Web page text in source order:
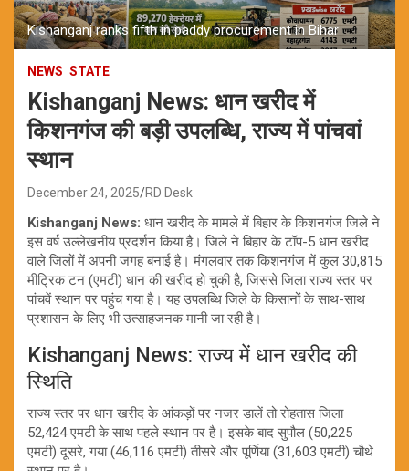
Kishanganj ranks fifth in paddy procurement in Bihar
NEWS STATE
Kishanganj News: धान खरीद में
किशनगंज की बड़ी उपलब्धि, राज्य में पांचवां
स्थान
December 24, 2025 RD Desk
Kishanganj News: धान खरीद के मामले में बिहार के किशनगंज जिले ने
इस वर्ष उल्लेखनीय प्रदर्शन किया है। जिले ने बिहार के टॉप-5 धान खरीद
वाले जिलों में अपनी जगह बनाई है। मंगलवार तक किशनगंज में कुल 30,815
मीट्रिक टन (एमटी) धान की खरीद हो चुकी है, जिससे जिला राज्य स्तर पर
पांचवें स्थान पर पहुंच गया है। यह उपलब्धि जिले के किसानों के साथ-साथ
प्रशासन के लिए भी उत्साहजनक मानी जा रही है।
Kishanganj News: राज्य में धान खरीद की
स्थिति
राज्य स्तर पर धान खरीद के आंकड़ों पर नजर डालें तो रोहतास जिला
52,424 एमटी के साथ पहले स्थान पर है। इसके बाद सुपौल (50,225
एमटी) दूसरे, गया (46,116 एमटी) तीसरे और पूर्णिया (31,603 एमटी) चौथे